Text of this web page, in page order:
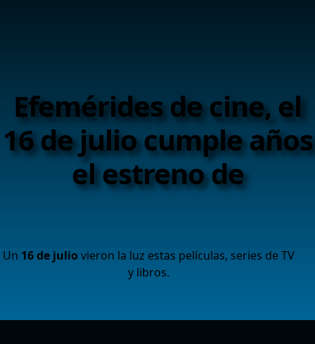
Efemérides de cine, el
16 de julio cumple años
el estreno de
Un 16 de julio vieron la luz estas películas, series de TV
y libros.